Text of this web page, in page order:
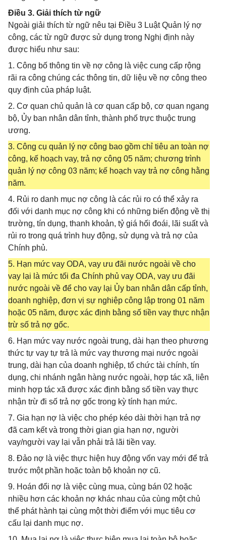
Điều 3. Giải thích từ ngữ
Ngoài giải thích từ ngữ nêu tại Điều 3 Luật Quản lý nợ
công, các từ ngữ được sử dụng trong Nghị định này
được hiểu như sau:
1. Công bố thông tin về nợ công là việc cung cấp rộng
rãi ra công chúng các thông tin, dữ liệu về nợ công theo
quy định của pháp luật.
2. Cơ quan chủ quản là cơ quan cấp bộ, cơ quan ngang
bộ, Ủy ban nhân dân tỉnh, thành phố trực thuộc trung
ương.
3. Công cụ quản lý nợ công bao gồm chỉ tiêu an toàn nợ
công, kế hoạch vay, trả nợ công 05 năm; chương trình
quản lý nợ công 03 năm; kế hoạch vay trả nợ công hằng
năm.
4. Rủi ro danh mục nợ công là các rủi ro có thể xảy ra
đối với danh mục nợ công khi có những biến động về thị
trường, tín dụng, thanh khoản, tỷ giá hối đoái, lãi suất và
rủi ro trong quá trình huy động, sử dụng và trả nợ của
Chính phủ.
5. Hạn mức vay ODA, vay ưu đãi nước ngoài về cho
vay lại là mức tối đa Chính phủ vay ODA, vay ưu đãi
nước ngoài về để cho vay lại Ủy ban nhân dân cấp tỉnh,
doanh nghiệp, đơn vị sự nghiệp công lập trong 01 năm
hoặc 05 năm, được xác định bằng số tiền vay thực nhận
trừ số trả nợ gốc.
6. Hạn mức vay nước ngoài trung, dài hạn theo phương
thức tự vay tự trả là mức vay thương mại nước ngoài
trung, dài hạn của doanh nghiệp, tổ chức tài chính, tín
dụng, chi nhánh ngân hàng nước ngoài, hợp tác xã, liên
minh hợp tác xã được xác định bằng số tiền vay thực
nhận trừ đi số trả nợ gốc trong kỳ tính hạn mức.
7. Gia hạn nợ là việc cho phép kéo dài thời hạn trả nợ
đã cam kết và trong thời gian gia hạn nợ, người
vay/người vay lại vẫn phải trả lãi tiền vay.
8. Đảo nợ là việc thực hiện huy động vốn vay mới để trả
trước một phần hoặc toàn bộ khoản nợ cũ.
9. Hoán đổi nợ là việc cùng mua, cùng bán 02 hoặc
nhiều hơn các khoản nợ khác nhau của cùng một chủ
thể phát hành tại cùng một thời điểm với mục tiêu cơ
cấu lại danh mục nợ.